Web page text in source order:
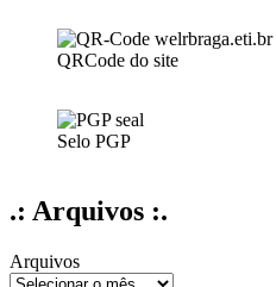
QRCode do site
Selo PGP
.: Arquivos :.
Arquivos